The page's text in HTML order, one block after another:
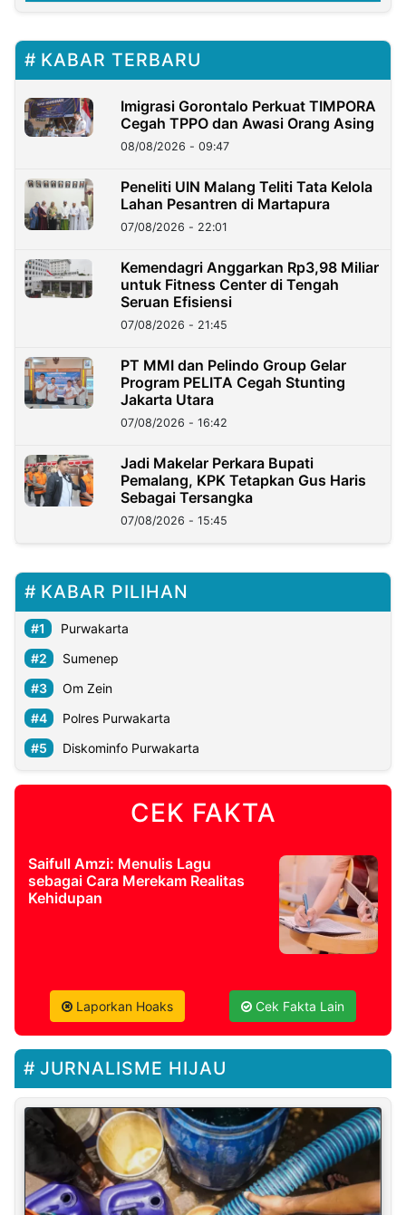
KABAR TERBARU
Imigrasi Gorontalo Perkuat TIMPORA
Cegah TPPO dan Awasi Orang Asing
08/08/2026 - 09:47
Peneliti UIN Malang Teliti Tata Kelola
Lahan Pesantren di Martapura
07/08/2026 - 22:01
Kemendagri Anggarkan Rp3,98 Miliar
untuk Fitness Center di Tengah
Seruan Efisiensi
07/08/2026 - 21:45
PT MMI dan Pelindo Group Gelar
Program PELITA Cegah Stunting
Jakarta Utara
07/08/2026 - 16:42
Jadi Makelar Perkara Bupati
Pemalang, KPK Tetapkan Gus Haris
Sebagai Tersangka
07/08/2026 - 15:45
KABAR PILIHAN
Purwakarta
Sumenep
Om Zein
Polres Purwakarta
Diskominfo Purwakarta
CEK FAKTA
Saifull Amzi: Menulis Lagu
sebagai Cara Merekam Realitas
Kehidupan
Laporkan Hoaks Cek Fakta Lain
JURNALISME HIJAU